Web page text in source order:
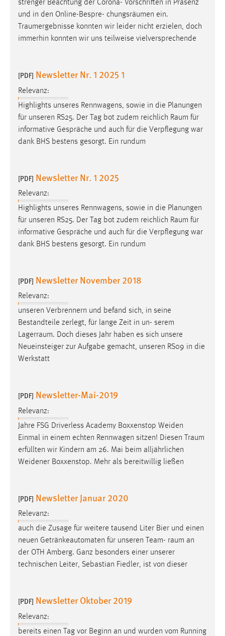
strenger Beachtung der Corona- Vorschriften in Präsenz
und in den Online-Bespre- chungsräumen ein.
Traumergebnisse konnten wir leider nicht erzielen, doch
immerhin konnten wir uns teilweise vielversprechende
[PDF] Newsletter Nr. 1 2025 1
Relevanz:
Highlights unseres Rennwagens, sowie in die Planungen
für unseren RS25. Der Tag bot zudem reichlich Raum für
informative Gespräche und auch für die Verpflegung war
dank BHS bestens gesorgt. Ein rundum
[PDF] Newsletter Nr. 1 2025
Relevanz:
Highlights unseres Rennwagens, sowie in die Planungen
für unseren RS25. Der Tag bot zudem reichlich Raum für
informative Gespräche und auch für die Verpflegung war
dank BHS bestens gesorgt. Ein rundum
[PDF] Newsletter November 2018
Relevanz:
unseren Verbrennern und befand sich, in seine
Bestandteile zerlegt, für lange Zeit in un- serem
Lagerraum. Doch dieses Jahr haben es sich unsere
Neueinsteiger zur Aufgabe gemacht, unseren RS09 in die
Werkstatt
[PDF] Newsletter-Mai-2019
Relevanz:
Jahre FSG Driverless Academy Boxxenstop Weiden
Einmal in einem echten Rennwagen sitzen! Diesen
Traum
erfüllten wir Kindern am 26. Mai beim alljährlichen
Weidener Boxxenstop. Mehr als bereitwillig ließen
[PDF] Newsletter Januar 2020
Relevanz:
auch die Zusage für weitere tausend Liter Bier und einen
neuen Getränkeautomaten für unseren Team- raum an
der OTH Amberg. Ganz besonders einer unserer
technischen Leiter, Sebastian Fiedler, ist von dieser
[PDF] Newsletter Oktober 2019
Relevanz:
bereits einen Tag vor Beginn an und wurden vom Running
Conversion-Tracking
Cookie Laufzeit:
3 Monate
Facebook Pixel
Name:
_fbp
Anbieter:
Facebook
Cookie Laufzeit:
EXTERNE MEDIEN
Um Inhalte von Videoplattformen und Social Media
YouTube
Vimeo